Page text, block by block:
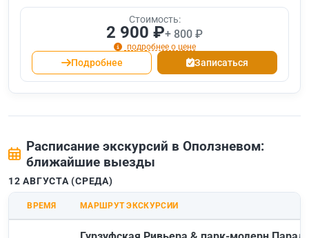
Стоимость:
2 900 ₽+ 800 ₽
подробнее о цене
Подробнее Записаться
Расписание экскурсий в Оползневом:
ближайшие выезды
12 АВГУСТА (СРЕДА)
ВРЕМЯ МАРШРУТ ЭКСКУРСИИ